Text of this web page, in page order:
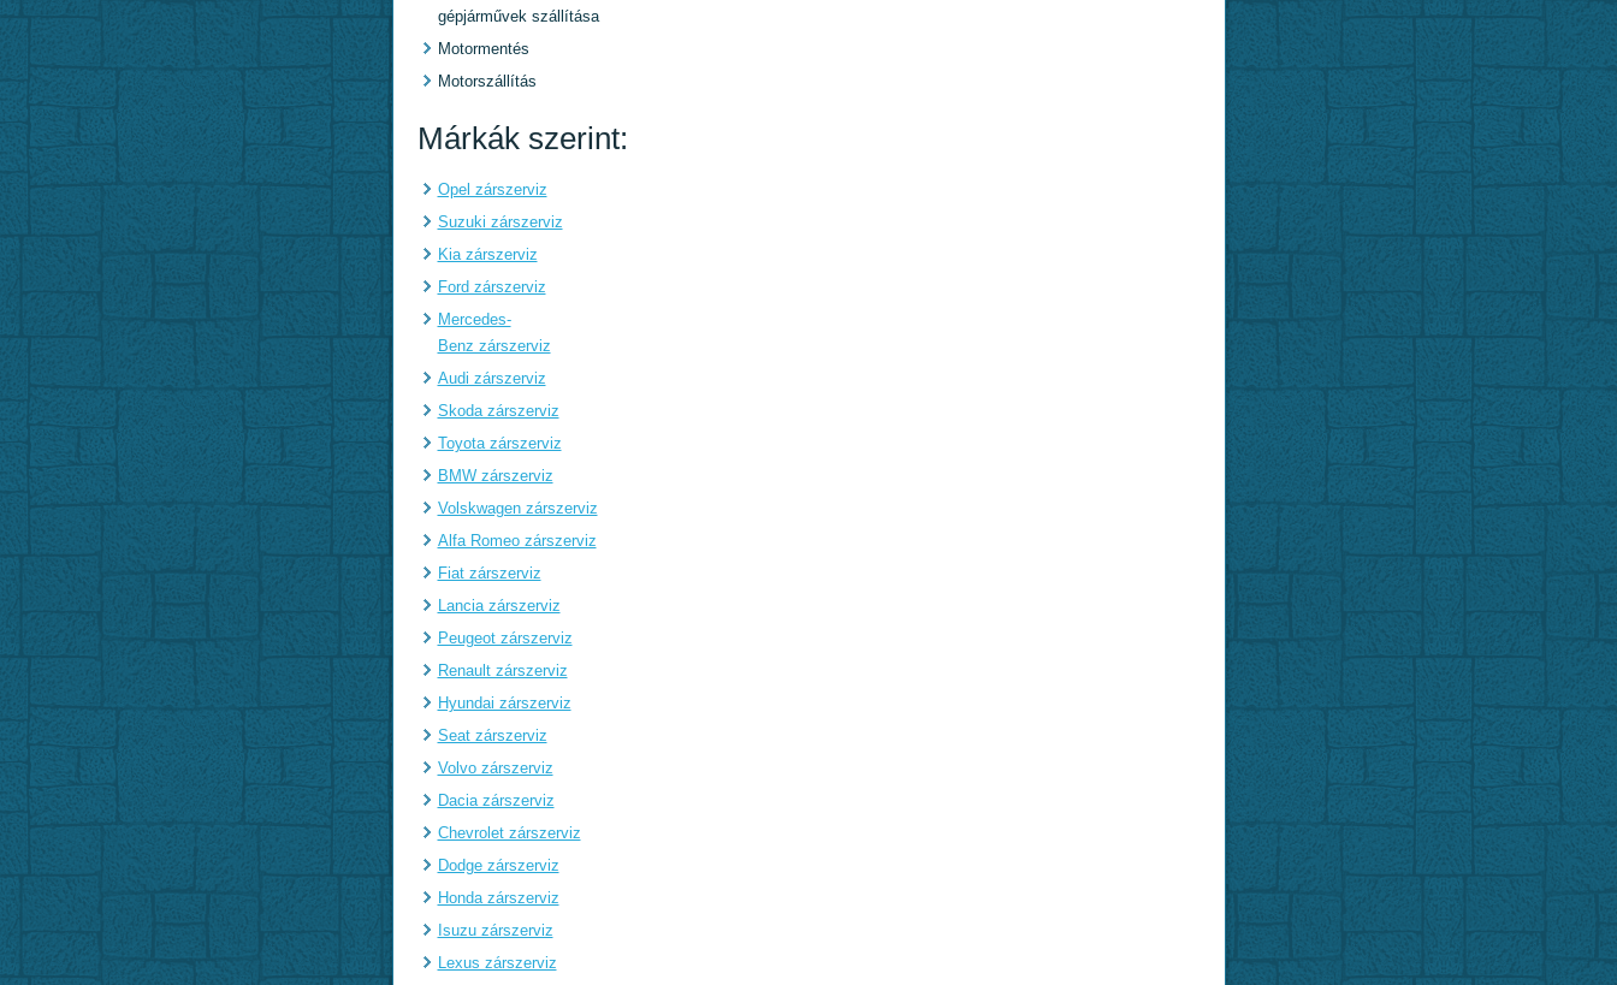
gépjárművek szállítása
Motormentés
Motorszállítás
Márkák szerint:
Opel zárszerviz
Suzuki zárszerviz
Kia zárszerviz
Ford zárszerviz
Mercedes-
Benz zárszerviz
Audi zárszerviz
Skoda zárszerviz
Toyota zárszerviz
BMW zárszerviz
Volskwagen zárszerviz
Alfa Romeo zárszerviz
Fiat zárszerviz
Lancia zárszerviz
Peugeot zárszerviz
Renault zárszerviz
Hyundai zárszerviz
Seat zárszerviz
Volvo zárszerviz
Dacia zárszerviz
Chevrolet zárszerviz
Dodge zárszerviz
Honda zárszerviz
Isuzu zárszerviz
Lexus zárszerviz